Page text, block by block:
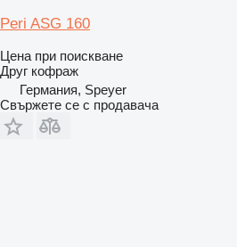
Peri ASG 160
Цена при поискване
Друг кофраж
Германия, Speyer
Свържете се с продавача